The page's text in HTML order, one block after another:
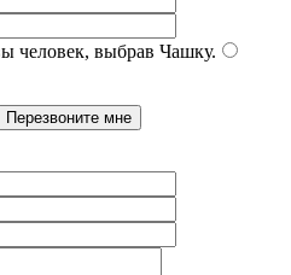
человек, выбрав Чашку.